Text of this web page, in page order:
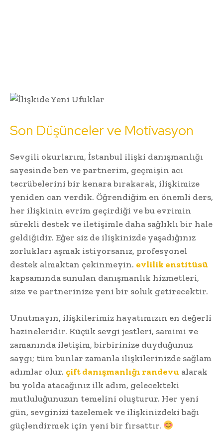
Son Düşünceler ve Motivasyon
Sevgili okurlarım, İstanbul ilişki danışmanlığı
sayesinde ben ve partnerim, geçmişin acı
tecrübelerini bir kenara bırakarak, ilişkimize
yeniden can verdik. Öğrendiğim en önemli ders,
her ilişkinin evrim geçirdiği ve bu evrimin
sürekli destek ve iletişimle daha sağlıklı bir hale
geldiğidir. Eğer siz de ilişkinizde yaşadığınız
zorlukları aşmak istiyorsanız, profesyonel
destek almaktan çekinmeyin. evlilik enstitüsü
kapsamında sunulan danışmanlık hizmetleri,
size ve partnerinize yeni bir soluk getirecektir.
Unutmayın, ilişkilerimiz hayatımızın en değerli
hazineleridir. Küçük sevgi jestleri, samimi ve
zamanında iletişim, birbirinize duyduğunuz
saygı; tüm bunlar zamanla ilişkilerinizde sağlam
adımlar olur. çift danışmanlığı randevu alarak
bu yolda atacağınız ilk adım, gelecekteki
mutluluğunuzun temelini oluşturur. Her yeni
gün, sevginizi tazelemek ve ilişkinizdeki bağı
güçlendirmek için yeni bir fırsattır.